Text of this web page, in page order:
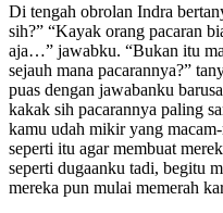
Di tengah obrolan Indra
sih?” “Kayak orang pacaran
aja…” jawabku. “Bukan itu
sejauh mana pacarannya?”
puas dengan jawabanku
kakak sih pacarannya paling
kamu udah mikir yang
seperti itu agar membuat
seperti dugaanku tadi, begitu
mereka pun mulai memerah